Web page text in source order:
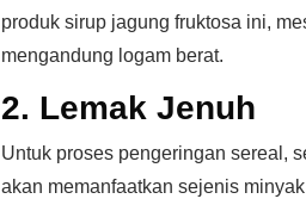
produk sirup jagung fruktosa ini,
mengandung logam berat.
2. Lemak Jenuh
Untuk proses pengeringan sereal,
akan memanfaatkan sejenis